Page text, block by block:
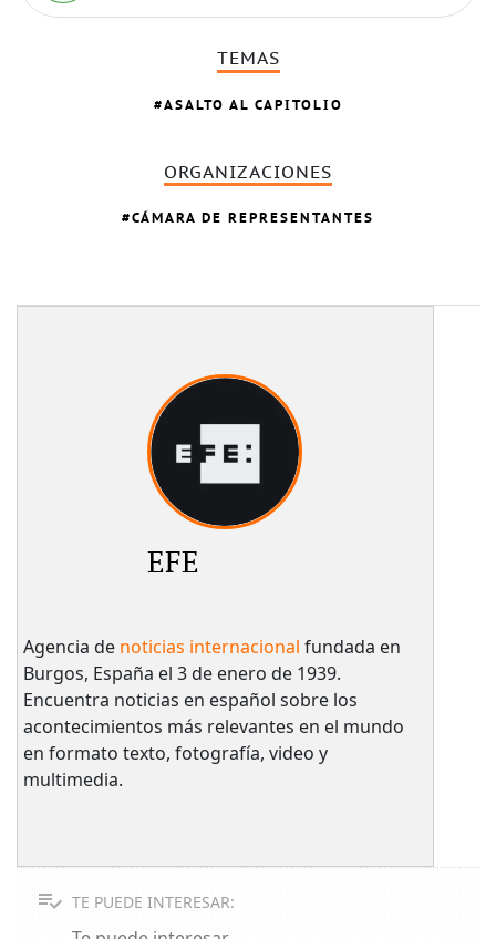
TEMAS
ASALTO AL CAPITOLIO
ORGANIZACIONES
CÁMARA DE REPRESENTANTES
EFE
Agencia de noticias internacional fundada en
Burgos, España el 3 de enero de 1939.
Encuentra noticias en español sobre los
acontecimientos más relevantes en el mundo
en formato texto, fotografía, video y
multimedia.
TE PUEDE INTERESAR: